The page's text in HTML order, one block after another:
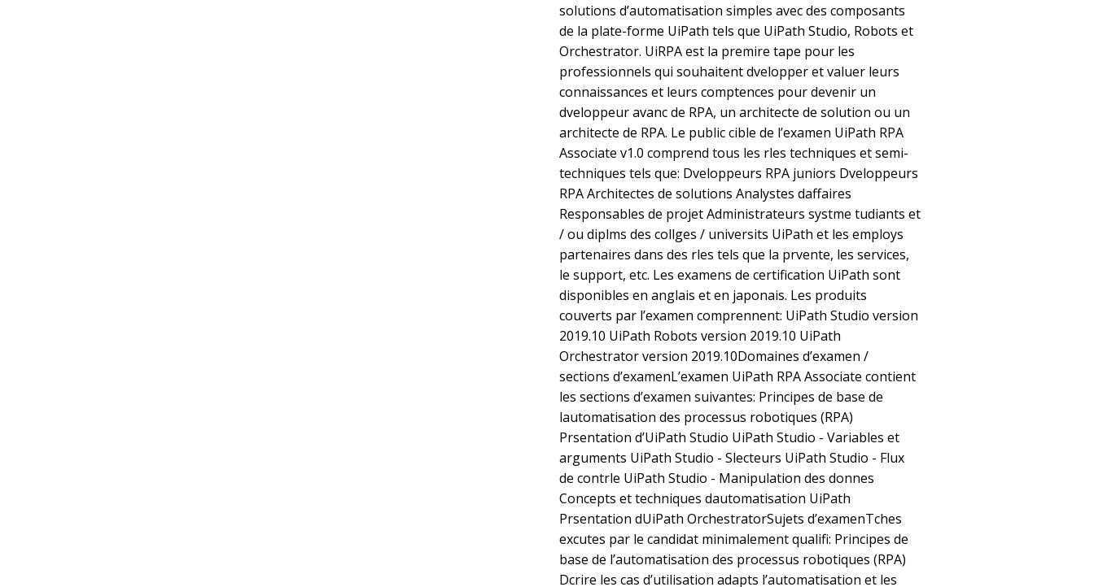
solutions d’automatisation simples avec des composants
de la plate-forme UiPath tels que UiPath Studio, Robots et
Orchestrator. UiRPA est la premire tape pour les
professionnels qui souhaitent dvelopper et valuer leurs
connaissances et leurs comptences pour devenir un
dveloppeur avanc de RPA, un architecte de solution ou un
architecte de RPA. Le public cible de l’examen UiPath RPA
Associate v1.0 comprend tous les rles techniques et semi-
techniques tels que: Dveloppeurs RPA juniors Dveloppeurs
RPA Architectes de solutions Analystes daffaires
Responsables de projet Administrateurs systme tudiants et
/ ou diplms des collges / universits UiPath et les employs
partenaires dans des rles tels que la prvente, les services,
le support, etc. Les examens de certification UiPath sont
disponibles en anglais et en japonais. Les produits
couverts par l’examen comprennent: UiPath Studio version
2019.10 UiPath Robots version 2019.10 UiPath
Orchestrator version 2019.10Domaines d’examen /
sections d’examenL’examen UiPath RPA Associate contient
les sections d’examen suivantes: Principes de base de
lautomatisation des processus robotiques (RPA)
Prsentation d’UiPath Studio UiPath Studio - Variables et
arguments UiPath Studio - Slecteurs UiPath Studio - Flux
de contrle UiPath Studio - Manipulation des donnes
Concepts et techniques dautomatisation UiPath
Prsentation dUiPath OrchestratorSujets d’examenTches
excutes par le candidat minimalement qualifi: Principes de
base de l’automatisation des processus robotiques (RPA)
Dcrire les cas d’utilisation adapts l’automatisation et les